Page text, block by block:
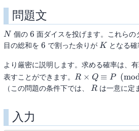
問題文
N
N 個の 6
6 面ダイスを投げます。これらの
目の総和を 6
6 で割った余りが K
K となる
より厳密に説明します。求める確率は、
表すことができます。 R \times Q
\equiv P
R × Q ≡ P (
（この問題の条件下では、 R
R は一意に定
入力